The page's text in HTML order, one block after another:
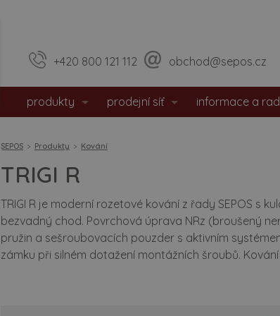
+420 800 121 112 obchod@sepos.cz
produkty
vchodové dveře
bezpečnostní dveře
protipožární dveře
hpl dveře
prodejní síť informace a
praktické rady
montážní
doporučené
SEPOS Produkty Kování
TRIGI R
TRIGI R je moderní rozetové kování z řady SEPOS s
bezvadný chod. Povrchová úprava NRz (broušený
pružin a sešroubovacích pouzder s aktivním
zámku při silném dotažení montážních šroubů. Kování